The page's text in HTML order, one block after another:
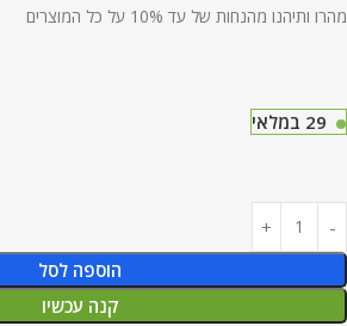
מהרו ותיהנו מהנחות של עד 10% על כל המוצרים
29 במלאי
הוספה לסל
קנה עכשיו